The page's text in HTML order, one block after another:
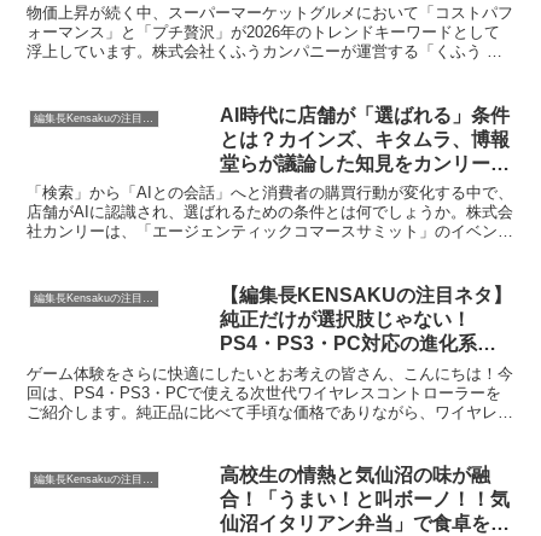
物価上昇が続く中、スーパーマーケットグルメにおいて「コストパフ
ォーマンス」と「プチ贅沢」が2026年のトレンドキーワードとして
浮上しています。株式会社くふうカンパニーが運営する「くふう ト
ール・リーダーズ」竹下編集長の解説から、今後の商品開発の方向性
を探ります。
編集長Kensakuの注目ネタ
AI時代に店舗が「選ばれる」条件
とは？カインズ、キタムラ、博報
堂らが議論した知見をカンリーが
無料公開
「検索」から「AIとの会話」へと消費者の購買行動が変化する中で、
店舗がAIに認識され、選ばれるための条件とは何でしょうか。株式会
社カンリーは、「エージェンティックコマースサミット」のイベント
にしました。本記事では、AI時代を生き抜く店舗事業者が明日から実
践できる3つのステップと、具体的な成功事例をご紹介します。
編集長Kensakuの注目ネタ
【編集長KENSAKUの注目ネタ】
純正だけが選択肢じゃない！
PS4・PS3・PC対応の進化系ワ
イヤレスコントローラーがゲーマ
ーの悩みを解決するって本当？
ゲーム体験をさらに快適にしたいとお考えの皆さん、こんにちは！今
回は、PS4・PS3・PCで使える次世代ワイヤレスコントローラーを
ご紹介します。純正品に比べて手頃な価格でありながら、ワイヤレス
のゲームライフを大きくアップデートしてくれるかもしれません。編
集長KENSAKUが、その魅力と選び方のポイントを深掘りします。
高校生の情熱と気仙沼の味が融
合！「うまい！と叫ボーノ！！気
仙沼イタリアン弁当」で食卓を彩